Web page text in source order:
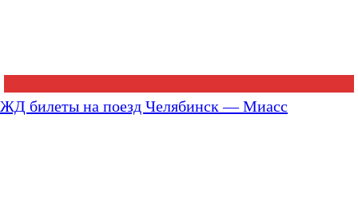
ЖД билеты на поезд Челябинск — Миасс